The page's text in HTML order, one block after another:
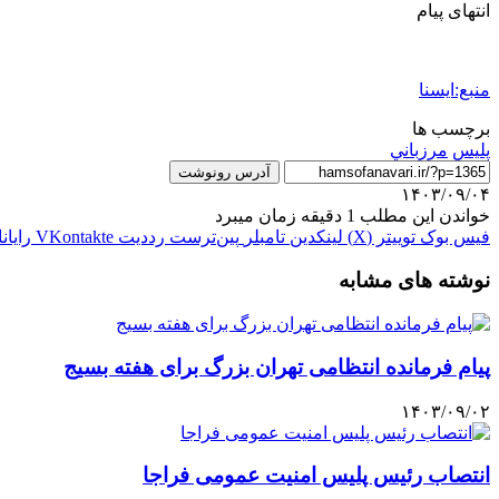
انتهای پیام
منبع:ایسنا
برچسب ها
پليس مرزباني
آدرس رونوشت
۱۴۰۳/۰۹/۰۴
خواندن این مطلب 1 دقیقه زمان میبرد
فیس بوک توییتر (X) لینکدین ‫تامبلر ‫پین‌ترست ‫رددیت ‫VKontakte
نوشته های مشابه
پیام فرمانده انتظامی تهران بزرگ برای هفته بسیج
۱۴۰۳/۰۹/۰۲
انتصاب رئیس پلیس امنیت عمومی فراجا